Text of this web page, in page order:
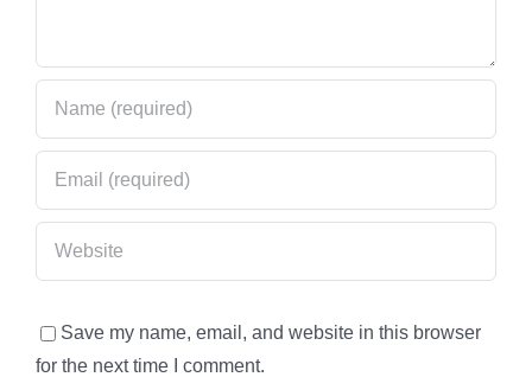
Save my name, email, and website in this browser
for the next time I comment.